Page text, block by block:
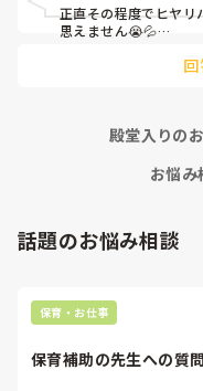
正直その程度でヒヤリ
思えません😭💦
殿堂入りの
お悩み
話題のお悩み相談
保育・お仕事
保育補助の先生への質問